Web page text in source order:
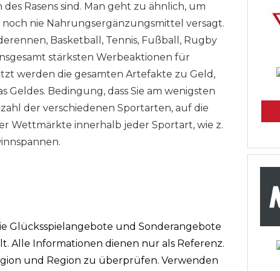
des Rasens sind. Man geht zu ähnlich, um
nie Nahrungsergänzungsmittel versagt.
Basketball, Tennis, Fußball, Rugby
stärksten Werbeaktionen für
werden die gesamten Artefakte zu Geld,
Bedingung, dass Sie am wenigsten
der verschiedenen Sportarten, auf die
Wettmärkte innerhalb jeder Sportart, wie z.
Glücksspielangebote und Sonderangebote
Alle Informationen dienen nur als Referenz.
und Region zu überprüfen. Verwenden